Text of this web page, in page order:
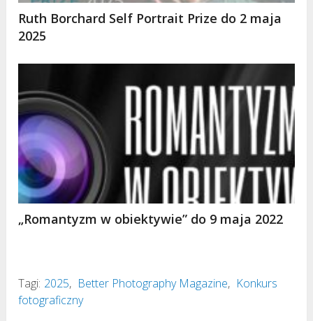
Ruth Borchard Self Portrait Prize do 2 maja
2025
„Romantyzm w obiektywie” do 9 maja 2022
Tagi: 2025, Better Photography Magazine, Konkurs
fotograficzny